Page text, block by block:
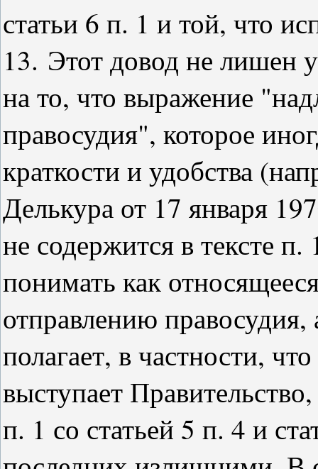
статьи 6 п. 1 и той, что
13. Этот довод не лишен
на то, что выражение
правосудия", которое
краткости и удобства
Делькура от 17 января
не содержится в тексте
понимать как
отправлению
полагает, в частности,
выступает
п. 1 со статьей 5 п. 4 и